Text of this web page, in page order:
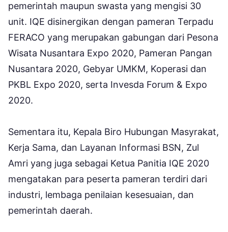
pemerintah maupun swasta yang mengisi 30
unit. IQE disinergikan dengan pameran Terpadu
FERACO yang merupakan gabungan dari Pesona
Wisata Nusantara Expo 2020, Pameran Pangan
Nusantara 2020, Gebyar UMKM, Koperasi dan
PKBL Expo 2020, serta Invesda Forum & Expo
2020.
Sementara itu, Kepala Biro Hubungan Masyrakat,
Kerja Sama, dan Layanan Informasi BSN, Zul
Amri yang juga sebagai Ketua Panitia IQE 2020
mengatakan para peserta pameran terdiri dari
industri, lembaga penilaian kesesuaian, dan
pemerintah daerah.